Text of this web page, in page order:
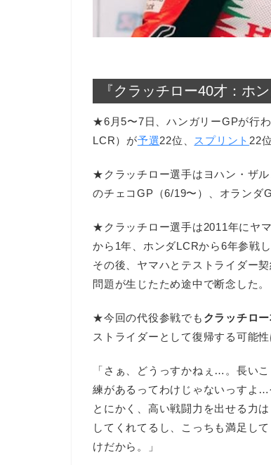
『クラッチロー40才：ホ
★6月5〜7日、ハンガリーGPが行
LCR）が予選22位、 スプリント22
★クラッチロー選手はヨハン・ザ
のチェコGP（6/19〜）、オランダ
★クラッチロー選手は2011年にヤ
から1年、ホンダLCRから6年参戦
その後、ヤマハとテストライダー
問題が生じたため途中で断念した。
★今回の代役参戦でも クラッチロー
ストライダーとして復帰する可能
「さぁ、どうっすかねぇ…。長い
練があるってわけじゃないっすよ…
とにかく、高い戦闘力を出せる力
してくれてるし、こっちも満足し
けだから。」